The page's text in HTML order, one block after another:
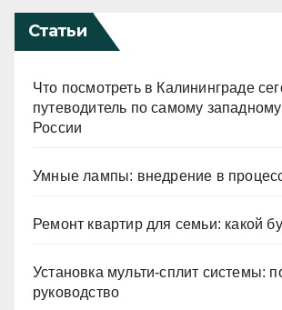
Статьи
Что посмотреть в Калининграде
путеводитель по самому
России
Умные лампы: внедрение в
Ремонт квартир для семьи: какой
Установка мульти-сплит системы:
руководство